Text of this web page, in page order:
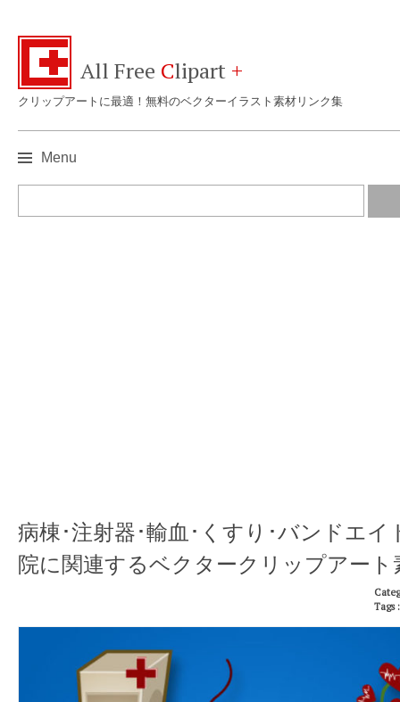
All Free Clipart +
クリップアートに最適！無料のベクターイラスト素材リンク集
Menu
病棟･注射器･輸血･くすり･バンドエイ
院に関連するベクタークリップアート
Tags